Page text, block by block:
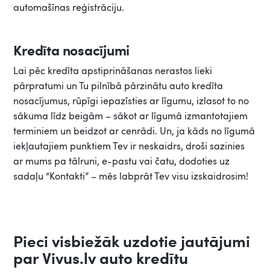
automašīnas reģistrāciju.
Kredīta nosacījumi
Lai pēc kredīta apstiprināšanas nerastos lieki
pārpratumi un Tu pilnībā pārzinātu auto kredīta
nosacījumus, rūpīgi iepazīsties ar līgumu, izlasot to no
sākuma līdz beigām – sākot ar līgumā izmantotajiem
terminiem un beidzot ar cenrādi. Un, ja kāds no līgumā
iekļautajiem punktiem Tev ir neskaidrs, droši sazinies
ar mums pa tālruni, e-pastu vai čatu, dodoties uz
sadaļu “Kontakti” – mēs labprāt Tev visu izskaidrosim!
Pieci visbiežāk uzdotie jautājumi
par Vivus.lv auto kredītu